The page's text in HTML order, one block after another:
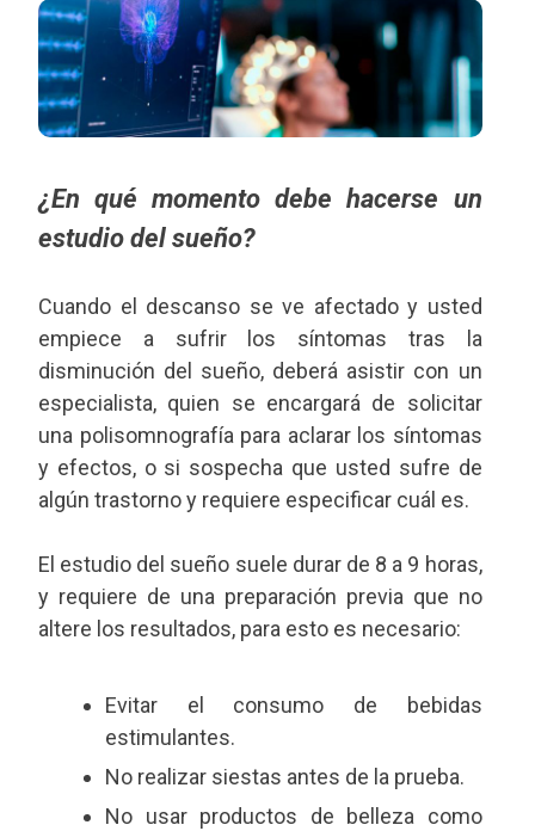
¿En qué momento debe hacerse un
estudio del sueño?
Cuando el descanso se ve afectado y usted
empiece a sufrir los síntomas tras la
disminución del sueño, deberá asistir con un
especialista, quien se encargará de solicitar
una polisomnografía para aclarar los síntomas
y efectos, o si sospecha que usted sufre de
algún trastorno y requiere especificar cuál es.
El estudio del sueño suele durar de 8 a 9 horas,
y requiere de una preparación previa que no
altere los resultados, para esto es necesario:
Evitar el consumo de bebidas
estimulantes.
No realizar siestas antes de la prueba.
No usar productos de belleza como